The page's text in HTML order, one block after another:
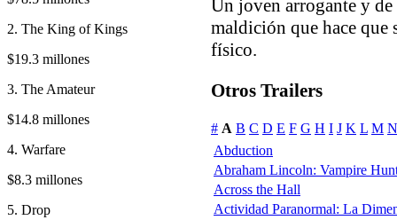
2. The King of Kings
$19.3 millones
3. The Amateur
$14.8 millones
4. Warfare
$8.3 millones
5. Drop
Un joven arrogante y
maldición que hace que
físico.
Otros Trailers
# A B C D E F G H I J K L M N
Abduction
Abraham Lincoln: Vampire
Across the Hall
Actividad Paranormal: La